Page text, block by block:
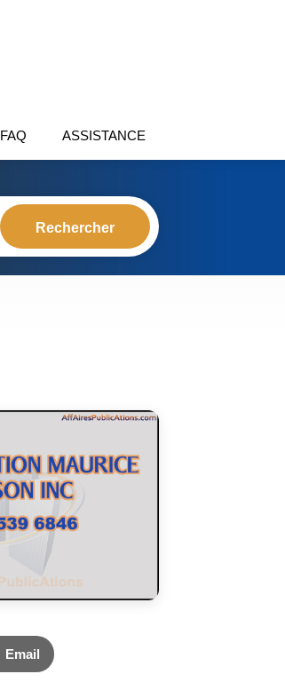
FAQ ASSISTANCE
Email